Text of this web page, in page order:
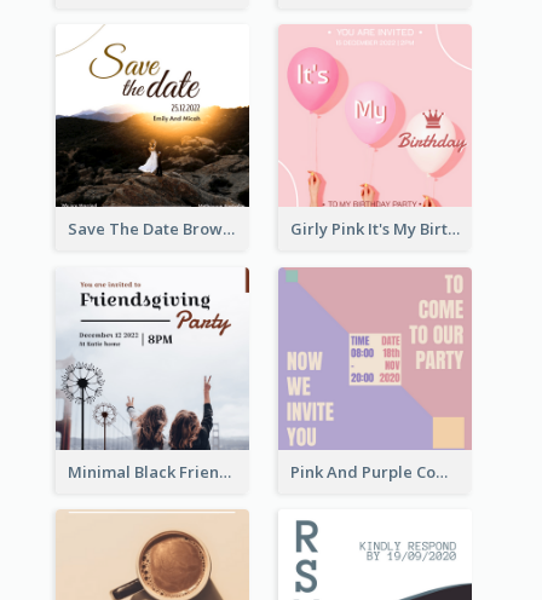
Save The Date Brown Marriage Invitation Girly Pink It's My Birthday Invitation
Minimal Black Friendsgiving Invitation Pink And Purple Come To our Party Invitation